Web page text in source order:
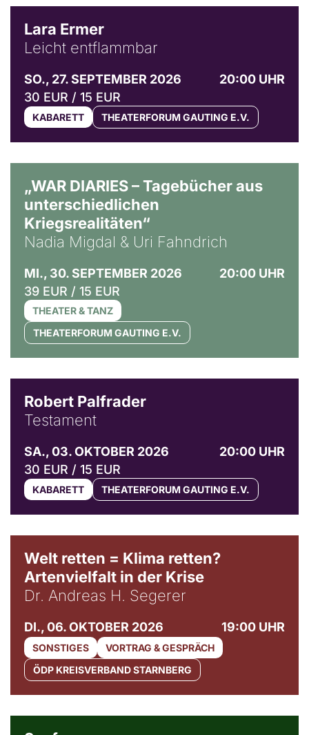
Lara Ermer
Leicht entflammbar
SO., 27. SEPTEMBER 2026
20:00 UHR
30 EUR / 15 EUR
KABARETT THEATERFORUM GAUTING E.V.
„WAR DIARIES – Tagebücher aus
unterschiedlichen
Kriegsrealitäten“
Nadia Migdal & Uri Fahndrich
MI., 30. SEPTEMBER 2026
20:00 UHR
39 EUR / 15 EUR
THEATER & TANZ
THEATERFORUM GAUTING E.V.
Robert Palfrader
Testament
SA., 03. OKTOBER 2026
20:00 UHR
30 EUR / 15 EUR
KABARETT THEATERFORUM GAUTING E.V.
Welt retten = Klima retten?
Artenvielfalt in der Krise
Dr. Andreas H. Segerer
DI., 06. OKTOBER 2026 19:00 UHR
SONSTIGES
VORTRAG & GESPRÄCH
ÖDP KREISVERBAND STARNBERG